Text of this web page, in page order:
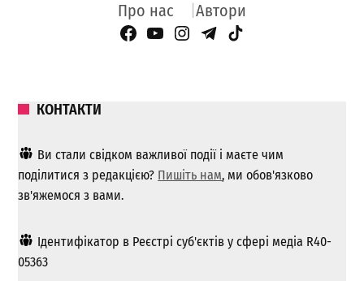
Про нас Автори
Facebook Page
YouTube
Instagram
Telegram
TikTok
КОНТАКТИ
Ви стали свідком важливої ​​події і маєте чим
поділитися з редакцією? Пишіть нам, ми обов'язково
зв'яжемося з вами.
Ідентифікатор в Реєстрі суб'єктів у сфері медіа R40-
05363